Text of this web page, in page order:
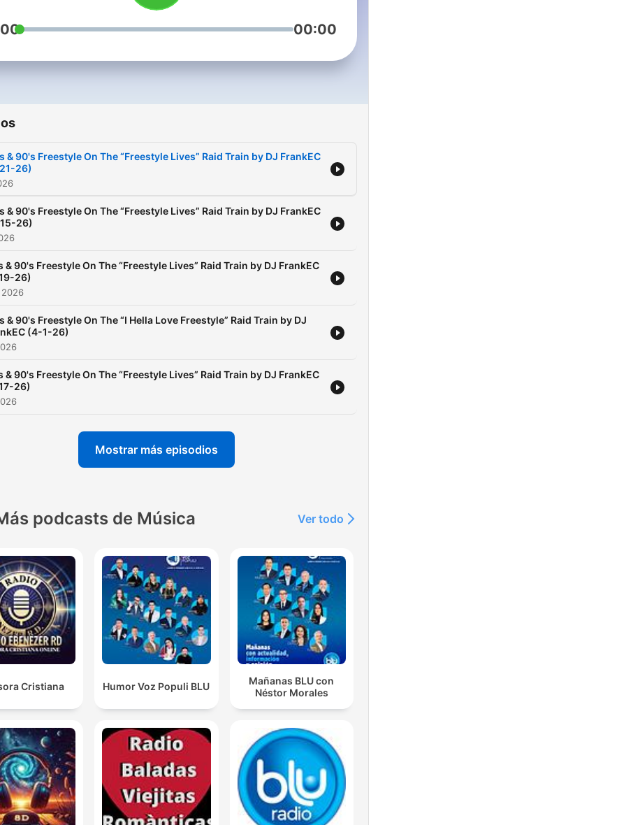
00:00
& 90's Freestyle On The “Freestyle Lives” Raid Train by DJ FrankEC
26)
& 90's Freestyle On The “Freestyle Lives” Raid Train by DJ FrankEC
26)
& 90's Freestyle On The “Freestyle Lives” Raid Train by DJ FrankEC
26)
& 90's Freestyle On The “I Hella Love Freestyle” Raid Train by DJ
(4-1-26)
& 90's Freestyle On The “Freestyle Lives” Raid Train by DJ FrankEC
26)
Mostrar más episodios
podcasts de Música Ver todo
Cristiana Humor Voz Populi BLU
Mañanas BLU con
Néstor Morales